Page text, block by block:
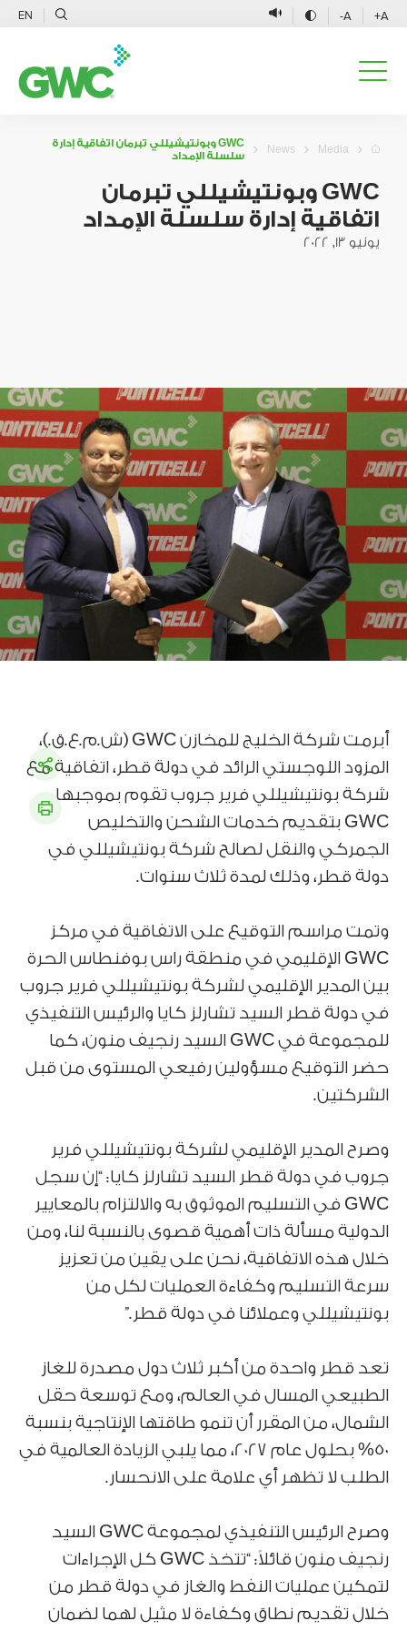
A+
A-
EN
Media
News
GWC وبونتيشيللي تبرمان اتفاقية إدارة
سلسلة الإمداد
GWC وبونتيشيللي تبرمان
اتفاقية إدارة سلسلة الإمداد
يونيو 13, 2022
أبرمت شركة الخليج للمخازن GWC (ش.م.ع.ق.)،
المزود اللوجستي الرائد في دولة قطر، اتفاقية مع
شركة بونتيشيللي فرير جروب تقوم بموجبها
GWC بتقديم خدمات الشحن والتخليص
الجمركي والنقل لصالح شركة بونتيشيللي في
دولة قطر، وذلك لمدة ثلاث سنوات.
وتمت مراسم التوقيع على الاتفاقية في مركز
GWC الإقليمي في منطقة راس بوفنطاس الحرة
بين المدير الإقليمي لشركة بونتيشيللي فرير جروب
في دولة قطر السيد تشارلز كايا والرئيس التنفيذي
للمجموعة في GWC السيد رنجيف منون، كما
حضر التوقيع مسؤولين رفيعي المستوى من قبل
الشركتين.
وصرح المدير الإقليمي لشركة بونتيشيللي فرير
جروب في دولة قطر السيد تشارلز كايا: “إن سجل
GWC في التسليم الموثوق به والالتزام بالمعايير
الدولية مسألة ذات أهمية قصوى بالنسبة لنا، ومن
خلال هذه الاتفاقية، نحن على يقين من تعزيز
سرعة التسليم وكفاءة العمليات لكل من
بونتيشيللي وعملائنا في دولة قطر.”
تعد قطر واحدة من أكبر ثلاث دول مصدرة للغاز
الطبيعي المسال في العالم، ومع توسعة حقل
الشمال، من المقرر أن تنمو طاقتها الإنتاجية بنسبة
50% بحلول عام 2027، مما يلبي الزيادة العالمية في
الطلب لا تظهر أي علامة على الانحسار.
وصرح الرئيس التنفيذي لمجموعة GWC السيد
رنجيف منون قائلاً: “تتخذ GWC كل الإجراءات
لتمكين عمليات النفط والغاز في دولة قطر من
خلال تقديم نطاق وكفاءة لا مثيل لهما لضمان